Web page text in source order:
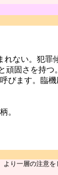
ない。犯罪
固さを持つ
びます。臨機
。
り一層の注意を